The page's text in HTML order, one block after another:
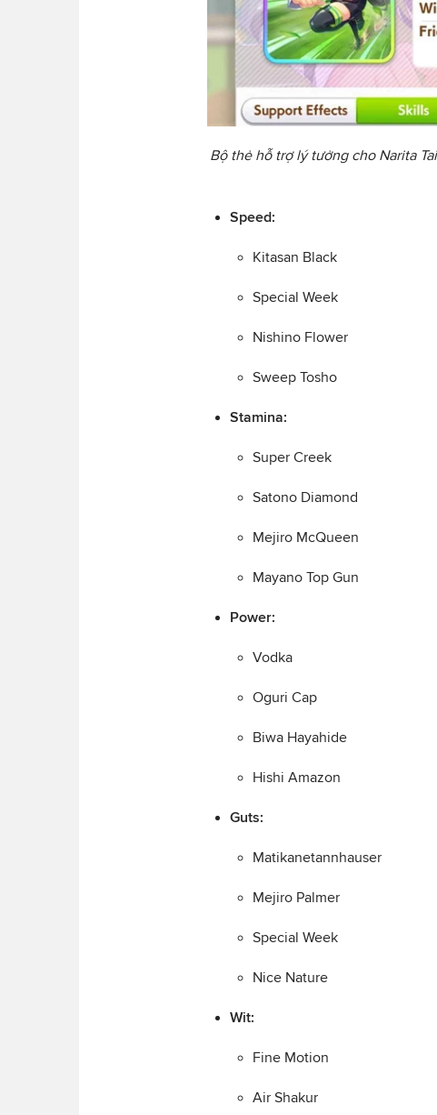
Bộ thẻ hỗ trợ lý tưởng cho Narita
Speed:
Kitasan Black
Special Week
Nishino Flower
Sweep Tosho
Stamina:
Super Creek
Satono Diamond
Mejiro McQueen
Mayano Top Gun
Power:
Vodka
Oguri Cap
Biwa Hayahide
Hishi Amazon
Guts:
Matikanetannhauser
Mejiro Palmer
Special Week
Nice Nature
Wit:
Fine Motion
Air Shakur